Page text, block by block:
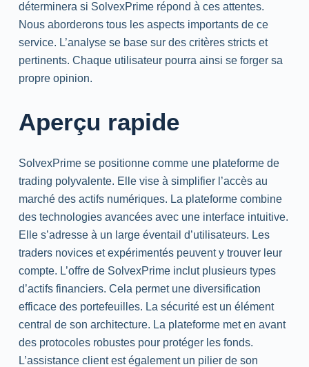
déterminera si SolvexPrime répond à ces attentes.
Nous aborderons tous les aspects importants de ce
service. L’analyse se base sur des critères stricts et
pertinents. Chaque utilisateur pourra ainsi se forger sa
propre opinion.
Aperçu rapide
SolvexPrime se positionne comme une plateforme de
trading polyvalente. Elle vise à simplifier l’accès au
marché des actifs numériques. La plateforme combine
des technologies avancées avec une interface intuitive.
Elle s’adresse à un large éventail d’utilisateurs. Les
traders novices et expérimentés peuvent y trouver leur
compte. L’offre de SolvexPrime inclut plusieurs types
d’actifs financiers. Cela permet une diversification
efficace des portefeuilles. La sécurité est un élément
central de son architecture. La plateforme meten avant
des protocoles robustes pour protéger les fonds.
L’assistance client est également un pilier de son